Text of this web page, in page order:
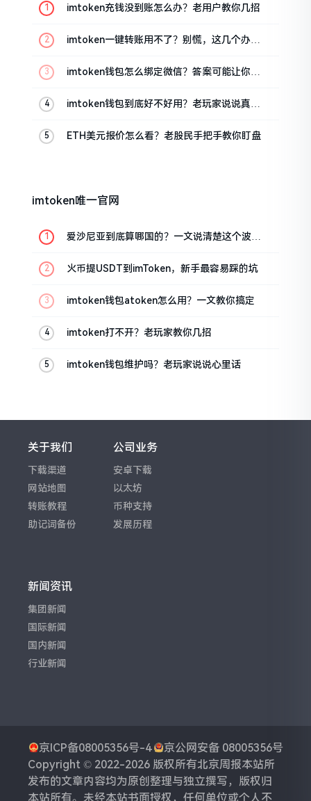
imtoken充钱没到账怎么办？老用户教你几招
imtoken一键转账用不了？别慌，这几个办法
imtoken钱包怎么绑定微信？答案可能让你失
imtoken钱包到底好不好用？老玩家说说真实
ETH美元报价怎么看？老股民手把手教你盯盘
imtoken唯一官网
爱沙尼亚到底算哪国的？一文说清楚这个波罗
火币提USDT到imToken，新手最容易踩的坑
imtoken钱包atoken怎么用？一文教你搞定
imtoken打不开？老玩家教你几招
imtoken钱包维护吗？老玩家说说心里话
关于我们
下载渠道
网站地图
转账教程
助记词备份
公司业务
安卓下载
以太坊
币种支持
发展历程
新闻资讯
集团新闻
国际新闻
国内新闻
行业新闻
京ICP备08005356号-4
京公网安备 08005356号
Copyright © 2022-2026 版权所有北京周报本站所
发布的文章内容均为原创整理与独立撰写，版权归
本站所有。未经本站书面授权，任何单位或个人不